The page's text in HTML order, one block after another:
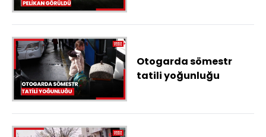
Otogarda sömestr
tatili yoğunluğu